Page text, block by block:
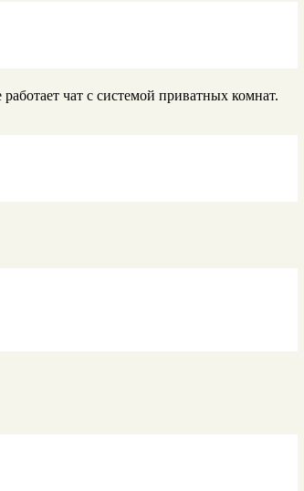
чат с системой приватных комнат.